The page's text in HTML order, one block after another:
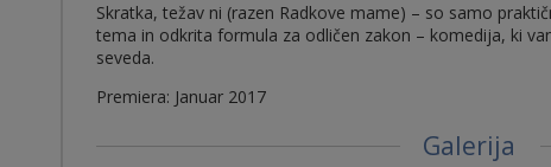
Skratka, težav ni (razen Radkove mame) – so samo
tema in odkrita formula za odličen zakon – komedija, ki
seveda.
Premiera: Januar 2017
Galerija